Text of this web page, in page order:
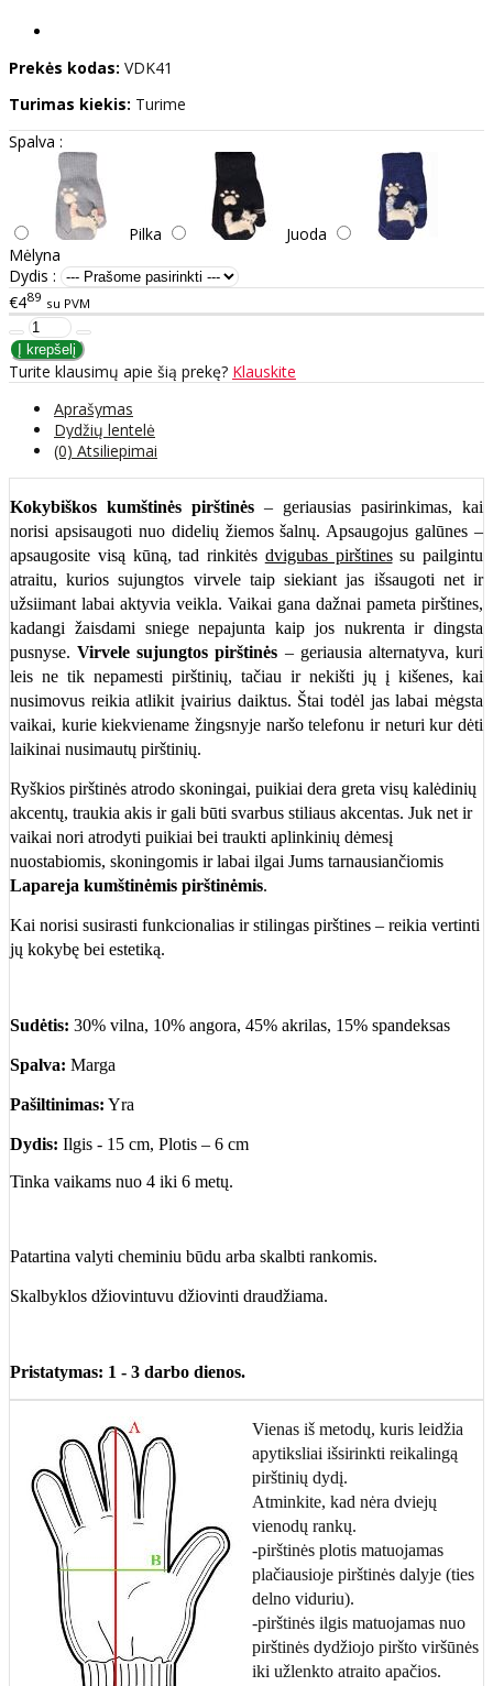
Prekės kodas: VDK41
Turimas kiekis: Turime
Spalva :
Pilka
Juoda
Mėlyna
Dydis :
€489 su PVM
Turite klausimų apie šią prekę? Klauskite
Aprašymas
Dydžių lentelė
(0) Atsiliepimai
Kokybiškos kumštinės pirštinės – geriausias pasirinkimas, kai
norisi apsisaugoti nuo didelių žiemos šalnų. Apsaugojus galūnes –
apsaugosite visą kūną, tad rinkitės dvigubas pirštinessu pailgintu
atraitu, kurios sujungtos virvele taip siekiant jas išsaugoti net ir
užsiimant labai aktyvia veikla. Vaikai gana dažnai pameta pirštines,
kadangi žaisdami sniege nepajunta kaip jos nukrenta ir dingsta
pusnyse.Virvele sujungtos pirštinės – geriausia alternatyva, kuri
leis ne tik nepamesti pirštinių, tačiau ir nekišti jų į kišenes, kai
nusimovus reikia atlikit įvairius daiktus. Štai todėl jas labai mėgsta
vaikai, kurie kiekviename žingsnyje naršo telefonu ir neturi kur dėti
laikinai nusimautų pirštinių.
Ryškios pirštinės atrodo skoningai, puikiai dera greta visų kalėdinių
akcentų, traukia akis ir gali būti svarbus stiliaus akcentas. Juk net ir
vaikai nori atrodyti puikiai bei traukti aplinkinių dėmesį
nuostabiomis, skoningomis ir labai ilgai Jums tarnausiančiomis
Lapareja kumštinėmis pirštinėmis.
Kai norisi susirasti funkcionalias ir stilingas pirštines – reikia vertinti
jų kokybę bei estetiką.
Sudėtis: 30% vilna, 10% angora, 45% akrilas, 15% spandeksas
Spalva: Marga
Pašiltinimas: Yra
Dydis: Ilgis - 15 cm, Plotis – 6 cm
Tinka vaikams nuo 4 iki 6 metų.
Patartina valyti cheminiu būdu arba skalbti rankomis.
Skalbyklos džiovintuvu džiovinti draudžiama.
Pristatymas: 1 - 3 darbo dienos.
Vienas iš metodų, kuris leidžia
apytiksliai išsirinkti reikalingą
pirštinių dydį.
Atminkite, kad nėra dviejų
vienodų rankų.
-pirštinės plotis matuojamas
plačiausioje pirštinės dalyje (ties
delno viduriu).
-pirštinės ilgis matuojamas nuo
pirštinės dydžiojo piršto viršūnės
iki užlenkto atraito apačios.